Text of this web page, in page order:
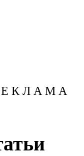
Е К Л А М А